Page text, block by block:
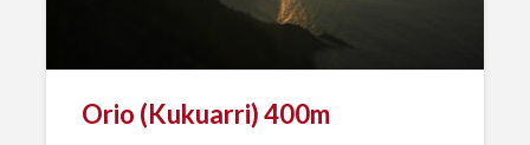
Orio (Kukuarri) 400m